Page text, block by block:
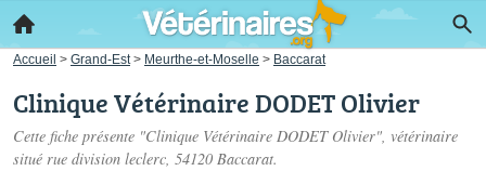
Accueil > Grand-Est > Meurthe-et-Moselle > Baccarat
Clinique Vétérinaire DODET Olivier
Cette fiche présente "Clinique Vétérinaire DODET Olivier", vétérinaire
situé rue division leclerc, 54120 Baccarat.